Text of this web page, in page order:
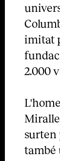
imitat
2.000
surten
també